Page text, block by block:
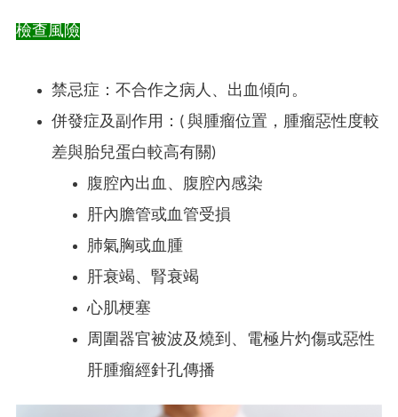
檢查風險
禁忌症：不合作之病人、出血傾向。
併發症及副作用：( 與腫瘤位置，腫瘤惡性度較
差與胎兒蛋白較高有關)
腹腔內出血、腹腔內感染
肝內膽管或血管受損
肺氣胸或血腫
肝衰竭、腎衰竭
心肌梗塞
周圍器官被波及燒到、 電極片灼傷或惡性
肝腫瘤經針孔傳播